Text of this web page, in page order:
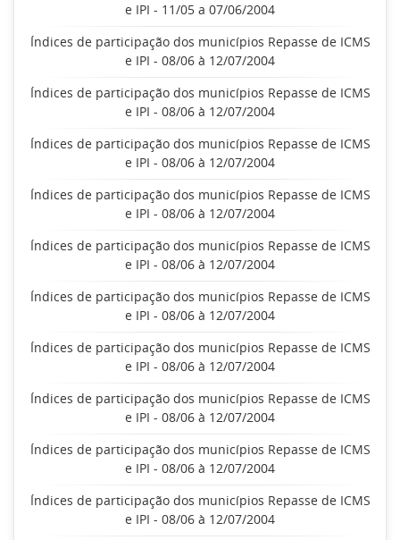
e IPI - 11/05 a 07/06/2004
Índices de participação dos municípios Repasse de ICMS
e IPI - 08/06 à 12/07/2004
Índices de participação dos municípios Repasse de ICMS
e IPI - 08/06 à 12/07/2004
Índices de participação dos municípios Repasse de ICMS
e IPI - 08/06 à 12/07/2004
Índices de participação dos municípios Repasse de ICMS
e IPI - 08/06 à 12/07/2004
Índices de participação dos municípios Repasse de ICMS
e IPI - 08/06 à 12/07/2004
Índices de participação dos municípios Repasse de ICMS
e IPI - 08/06 à 12/07/2004
Índices de participação dos municípios Repasse de ICMS
e IPI - 08/06 à 12/07/2004
Índices de participação dos municípios Repasse de ICMS
e IPI - 08/06 à 12/07/2004
Índices de participação dos municípios Repasse de ICMS
e IPI - 08/06 à 12/07/2004
Índices de participação dos municípios Repasse de ICMS
e IPI - 08/06 à 12/07/2004